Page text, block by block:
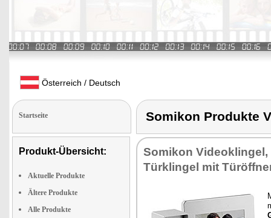
Österreich / Deutsch
Startseite
Produkt-Übersicht:
Aktuelle Produkte
Ältere Produkte
Alle Produkte
Somikon Produkte
Somikon Videoklingel,
Türklingel mit